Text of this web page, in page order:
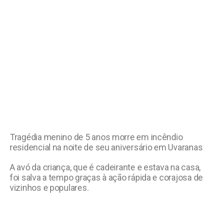
Tragédia menino de 5 anos morre em incêndio
residencial na noite de seu aniversário em Uvaranas
A avó da criança, que é cadeirante e estava na casa,
foi salva a tempo graças à ação rápida e corajosa de
vizinhos e populares.